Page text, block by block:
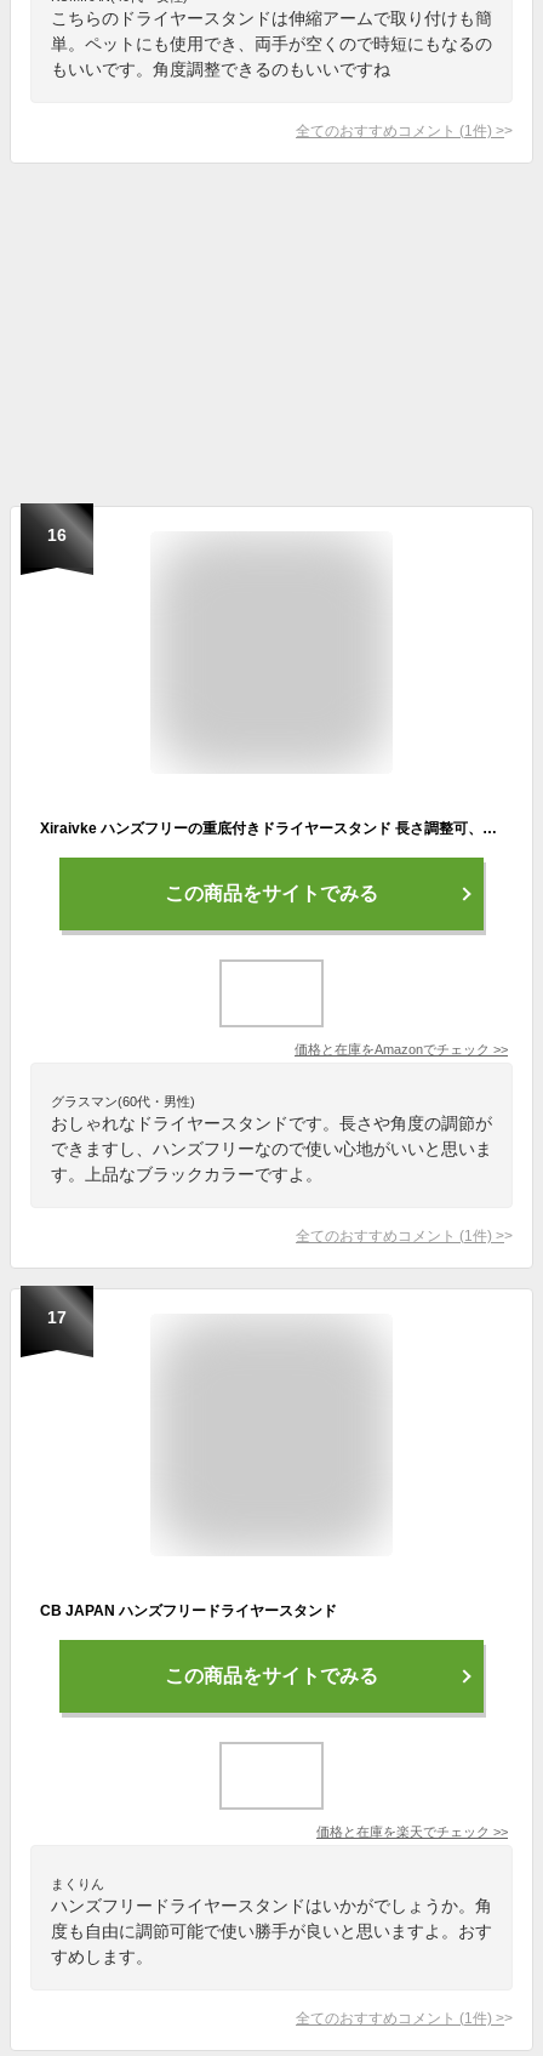
こちらのドライヤースタンドは伸縮アームで取り付けも簡
単。ペットにも使用でき、両手が空くので時短にもなるの
もいいです。角度調整できるのもいいですね
全てのおすすめコメント (1 件) >
16
Xiraivke ハンズフリーの重底付きドライヤースタンド 長さ調整可、LED 付き、ブラック
この商品をサイトでみる
価格と在庫をAmazonでチェック >>
グラスマン(60代・男性)
おしゃれなドライヤースタンドです。長さや角度の調節が
できますし、ハンズフリーなので使い心地がいいと思いま
す。上品なブラックカラーですよ。
全てのおすすめコメント (1 件) >
17
CB JAPAN ハンズフリードライヤースタンド
この商品をサイトでみる
価格と在庫を楽天でチェック >>
まくりん
ハンズフリードライヤースタンドはいかがでしょうか。角
度も自由に調節可能で使い勝手が良いと思いますよ。おす
すめします。
全てのおすすめコメント (1 件) >